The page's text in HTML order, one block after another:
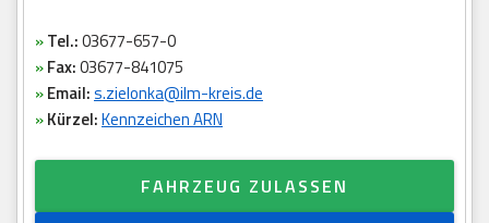
»Tel.:03677-657-0
»Fax:03677-841075
»Email:s.zielonka@ilm-kreis.de
»Kürzel:Kennzeichen ARN
FAHRZEUG ZULASSEN